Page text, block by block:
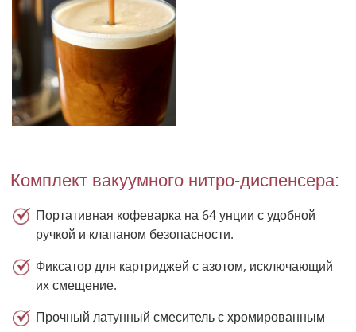
Комплект вакуумного нитро-диспенсера:
Портативная кофеварка на 64 унции с удобной
ручкой и клапаном безопасности.
Фиксатор для картриджей с азотом, исключающий
их смещение.
Прочный латунный смеситель с хромированным